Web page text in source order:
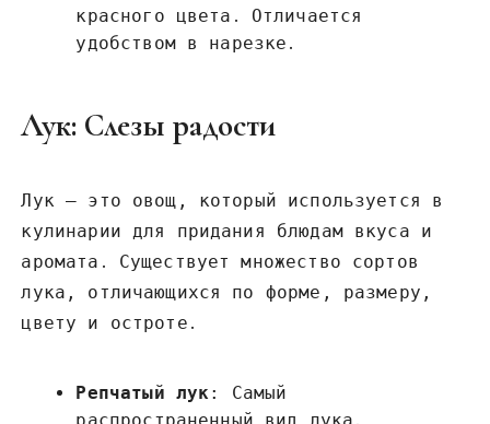
красного цвета․ Отличается
удобством в нарезке․
Лук: Слезы радости
Лук – это овощ, который используется в
кулинарии для придания блюдам вкуса и
аромата․ Существует множество сортов
лука, отличающихся по форме, размеру,
цвету и остроте․
Репчатый лук : Самый